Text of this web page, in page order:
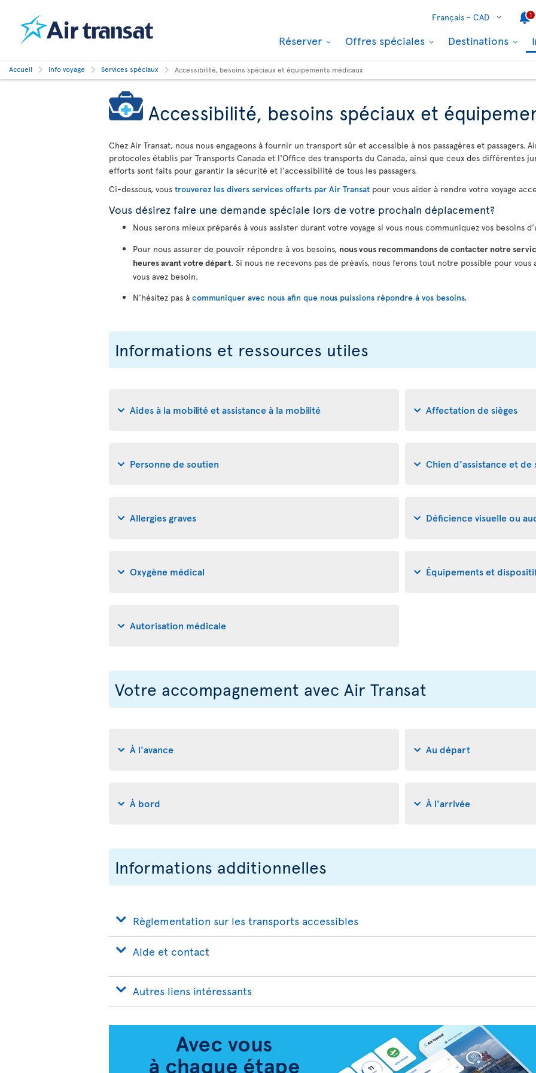
Français - CAD 1
Réserver Offres spéciales Destinations
Accueil Info voyage Services spéciaux Accessibilité, besoins spéciaux et équipements médicaux
Accessibilité, besoins spéciaux et
Chez Air Transat, nous nous engageons à fournir un transport sûr et accessible à nos passagères et passagers.
protocoles établis par Transports Canada et l'Office des transports du Canada, ainsi que ceux des différentes
efforts sont faits pour garantir la sécurité et l'accessibilité de tous les passagers.
Ci-dessous, vous trouverez les divers services offerts par Air Transat pour vous aider à rendre votre voyage
Vous désirez faire une demande spéciale lors de votre prochain déplacement?
Nous serons mieux préparés à vous assister durant votre voyage si vous nous communiquez vos besoins
Pour nous assurer de pouvoir répondre à vos besoins, nous vous recommandons de contacter notre
heures avant votre départ. Si nous ne recevons pas de préavis, nous ferons tout notre possible pour
vous avez besoin.
N'hésitez pas à communiquer avec nous afin que nous puissions répondre à vos besoins.
Informations et ressources utiles
Aides à la mobilité et assistance à la mobilité Affectation de sièges
Personne de soutien Chien d'assistance et
Allergies graves Déficience visuelle ou
Oxygène médical Équipements et
Autorisation médicale
Votre accompagnement avec Air Transat
À l'avance Au départ
À bord À l'arrivée
Informations additionnelles
Règlementation sur les transports accessibles
Aide et contact
Autres liens intéressants